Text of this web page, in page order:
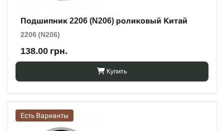
Подшипник 2206 (N206) роликовый Китай
2206 (N206)
138.00 грн.
Купить
Есть Варианты